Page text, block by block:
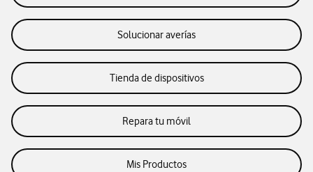
Solucionar averías
Tienda de dispositivos
Repara tu móvil
Mis Productos